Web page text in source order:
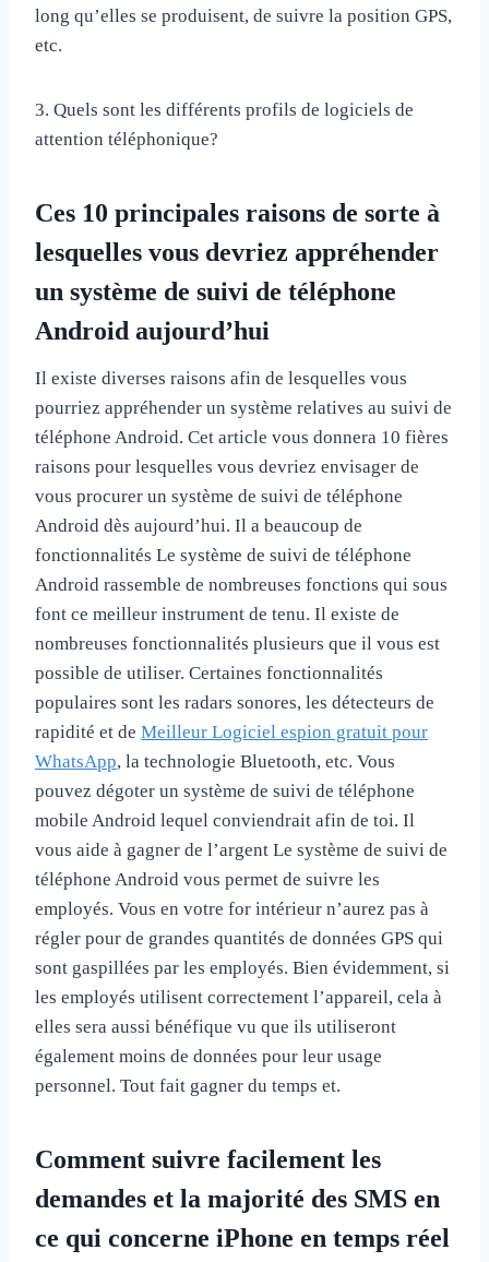
long qu’elles se produisent, de suivre la position GPS,
etc.
3. Quels sont les différents profils de logiciels de
attention téléphonique?
Ces 10 principales raisons de sorte à
lesquelles vous devriez appréhender
un système de suivi de téléphone
Android aujourd’hui
Il existe diverses raisons afin de lesquelles vous
pourriez appréhender un système relatives au suivi de
téléphone Android. Cet article vous donnera 10 fières
raisons pour lesquelles vous devriez envisager de
vous procurer un système de suivi de téléphone
Android dès aujourd’hui. Il a beaucoup de
fonctionnalités Le système de suivi de téléphone
Android rassemble de nombreuses fonctions qui sous
font ce meilleur instrument de tenu. Il existe de
nombreuses fonctionnalités plusieurs que il vous est
possible de utiliser. Certaines fonctionnalités
populaires sont les radars sonores, les détecteurs de
rapidité et de Meilleur Logiciel espion gratuit pour
WhatsApp, la technologie Bluetooth, etc. Vous
pouvez dégoter un système de suivi de téléphone
mobile Android lequel conviendrait afin de toi. Il
vous aide à gagner de l’argent Le système de suivi de
téléphone Android vous permet de suivre les
employés. Vous en votre for intérieur n’aurez pas à
régler pour de grandes quantités de données GPS qui
sont gaspillées par les employés. Bien évidemment, si
les employés utilisent correctement l’appareil, cela à
elles sera aussi bénéfique vu que ils utiliseront
également moins de données pour leur usage
personnel. Tout fait gagner du temps et.
Comment suivre facilement les
demandes et la majorité des SMS en
ce qui concerne iPhone en temps réel